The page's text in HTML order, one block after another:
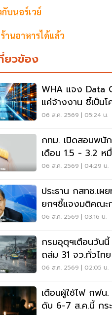
บนอร์เวย์
านอาหารได้แล้ว
ยวข้อง
WHA แจง Data
แค่จ้างงาน ชี้เป็น
เศรษฐกิจดิจิทัล
06 ส.ค. 2569 | 05:24 น.
กทม. เปิดสอบพนั
เดือน 1.5 - 3.2 ห
เงื่อนไข-วิธีสมัครที่นี่
06 ส.ค. 2569 | 04:29 น.
ประธาน กสทช.เผ
ยกฯชี้แจงมติคณะ
กรรมการ กสทช.
06 ส.ค. 2569 | 03:16 น.
กรมอุตุฯเตือนวัน
ถล่ม 31 จว.ทั่วไ
เสี่ยงด่วน
06 ส.ค. 2569 | 02:05 น.
เตือนผู้ใช้ไฟ กฟ
ดับ 6-7 ส.ค.นี้ กร